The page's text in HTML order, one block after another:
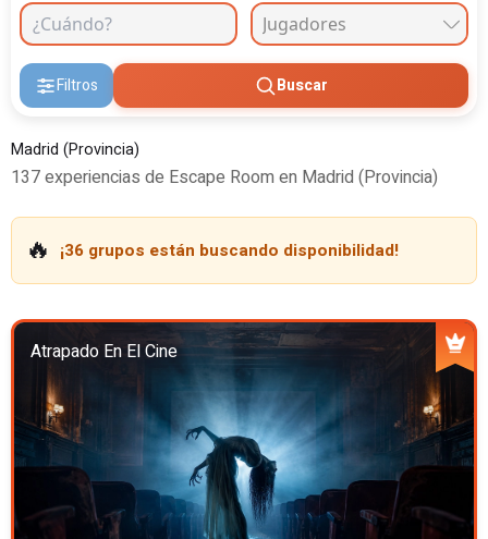
Filtros Buscar
Madrid (Provincia)
137 experiencias de Escape Room en Madrid (Provincia)
🔥 ¡36 grupos están buscando disponibilidad!
Atrapado En El Cine